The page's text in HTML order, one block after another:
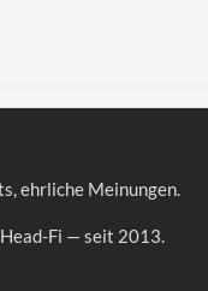
ehr­li­che Meinungen.
Head-Fi — seit 2013.